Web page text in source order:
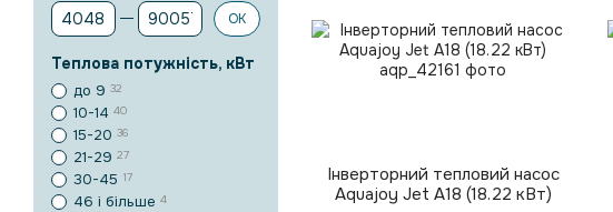
Інверторний тепловий насос
Aquajoy Jet A18 (18.22 кВт)
Від Ціна, грн
До Ціна, грн ОК
Теплова потужність, кВт
до 9 32
10-14 40
15-20 36
21-29 27
30-45 17
46 і більше 4